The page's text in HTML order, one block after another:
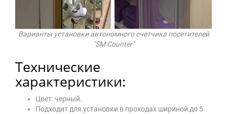
Варианты установки автономного счетчика посетителей
"SM Сounter"
Технические
характеристики:
Цвет: черный.
Подходит для установки в проходах шириной до 5